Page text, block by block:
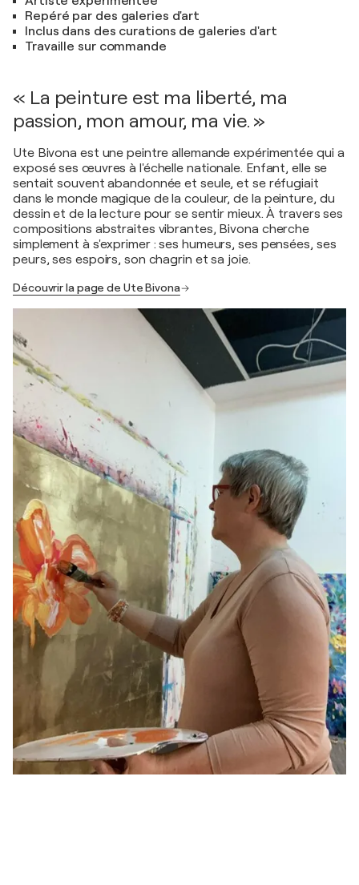
Repéré par des galeries d'art
Inclus dans des curations de galeries d'art
Travaille sur commande
« La peinture est ma liberté, ma
passion, mon amour, ma vie. »
Ute Bivona est une peintre allemande expérimentée qui a
exposé ses œuvres à l'échelle nationale. Enfant, elle se
sentait souvent abandonnée et seule, et se réfugiait
dans le monde magique de la couleur, de la peinture, du
dessin et de la lecture pour se sentir mieux. À travers ses
compositions abstraites vibrantes, Bivona cherche
simplement à s'exprimer : ses humeurs, ses pensées, ses
peurs, ses espoirs, son chagrin et sa joie.
Découvrir la page de Ute Bivona